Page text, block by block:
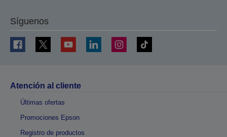
Síguenos
Atención al cliente
Últimas ofertas
Promociones Epson
Registro de productos